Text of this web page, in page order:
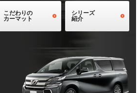
こだわりの
カーマット
シリーズ
紹介